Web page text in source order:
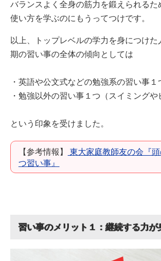
バランスよく全身の筋力を鍛えられるた
使い方を学ぶのにもうってつけです。
以上、トップレベルの学力を身につけた
期の習い事の全体の傾向としては
・英語や公文式などの勉強系の習い事１
・勉強以外の習い事１つ（スイミングや
という印象を受けました。
【参考情報】
東大家庭教師友の会『
つ習い事』
習い事のメリット１：継続する力が